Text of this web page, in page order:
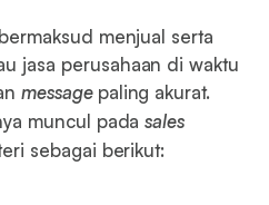
menjual serta
jasa perusahaan di waktu
message paling akurat.
muncul padasales
sebagai berikut: